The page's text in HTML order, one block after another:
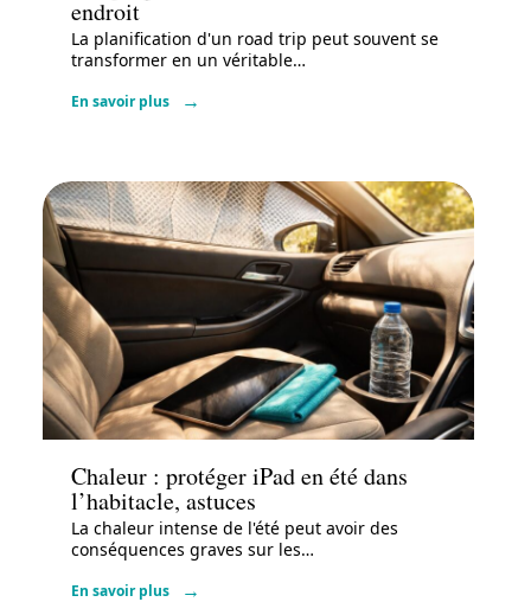
endroit
La planification d'un road trip peut souvent se
transformer en un véritable…
En savoir plus
Actu
Chaleur : protéger iPad en été dans
l’habitacle, astuces
La chaleur intense de l'été peut avoir des
conséquences graves sur les…
En savoir plus